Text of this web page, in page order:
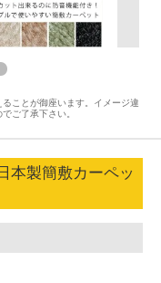
ことが御座います。イメージ違
ご了承下さい。
本製簡敷カーペッ